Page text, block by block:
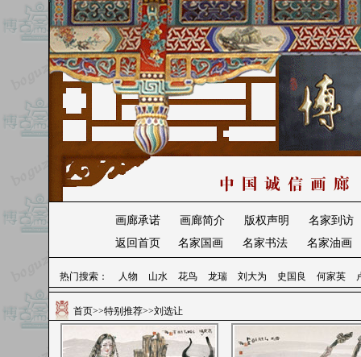
画廊承诺 画廊简介 版权声明
名家到访
返回首页
名家国画 名家书法 名家油画
热门搜索： 人物 山水 花鸟 龙瑞 刘大为 史国良 何家英
首页>>特别推荐>>刘选让